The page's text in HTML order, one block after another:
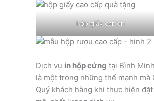
hộp giấy carton
Dịch vụ in hộp cứng tại Bình
là một trong những thế mạnh mà
Quý khách hàng khi thực hiện